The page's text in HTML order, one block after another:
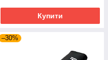
Купити
–30%